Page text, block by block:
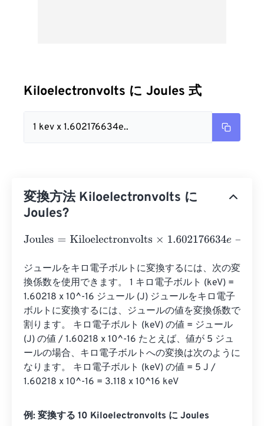
Kiloelectronvolts に Joules 式
1 kev x 1.602176634e..
変換方法 Kiloelectronvolts に
Joules?
Joules= Kiloelectronvolts×1.602176634e-25
ジュールをキロ電子ボルトに変換するには、次の変
換係数を使用できます。 1 キロ電子ボルト (keV) =
1.60218 x 10^-16 ジュール (J) ジュールをキロ電子
ボルトに変換するには、ジュールの値を変換係数で
割ります。 キロ電子ボルト (keV) の値 = ジュール
(J) の値 / 1.60218 x 10^-16 たとえば、値が 5 ジュ
ールの場合、キロ電子ボルトへの変換は次のように
なります。 キロ電子ボルト (keV) の値 = 5 J /
1.60218 x 10^-16 = 3.118 x 10^16 keV
例: 変換する 10 Kiloelectronvolts に Joules